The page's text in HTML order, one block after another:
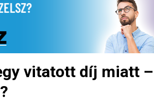
vitatott díj miatt